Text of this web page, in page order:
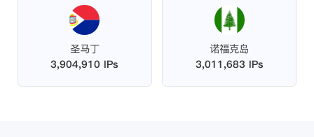
圣马丁
3,904,910 IPs
诺福克岛
3,011,683 IPs